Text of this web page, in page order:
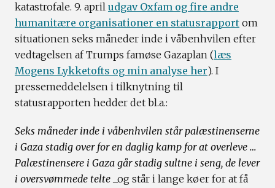
katastrofale. 9. april udgav Oxfam og fire andre
humanitære organisationer en statusrapport om
situationen seks måneder inde i våbenhvilen efter
vedtagelsen af Trumps famøse Gazaplan (læs
Mogens Lykketofts og min analyse her). I
pressemeddelelsen i tilknytning til
statusrapporten hedder det bl.a.:
Seks måneder inde i våbenhvilen står palæstinenserne
i Gaza stadig over for en daglig kamp for at overleve …
Palæstinensere i Gaza går stadig sultne i seng, de lever
i oversvømmede telte _og står i lange køer for at få